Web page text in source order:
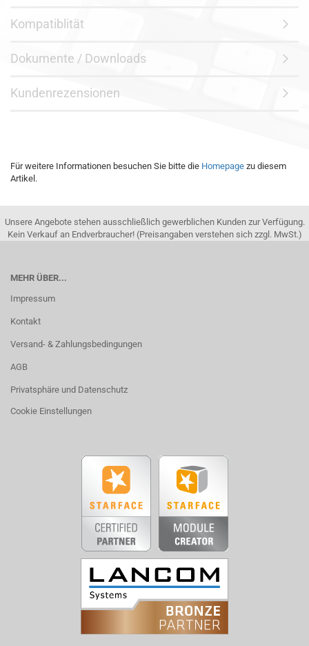
Kompatiblität
Dokumente / Downloads
Kundenrezensionen
Für weitere Informationen besuchen Sie bitte die Homepage zu diesem
Artikel.
Unsere Angebote stehen ausschließlich gewerblichen Kunden zur Verfügung.
Kein Verkauf an Endverbraucher! (Preisangaben verstehen sich zzgl. MwSt.)
MEHR ÜBER...
Impressum
Kontakt
Versand- & Zahlungsbedingungen
AGB
Privatsphäre und Datenschutz
Cookie Einstellungen